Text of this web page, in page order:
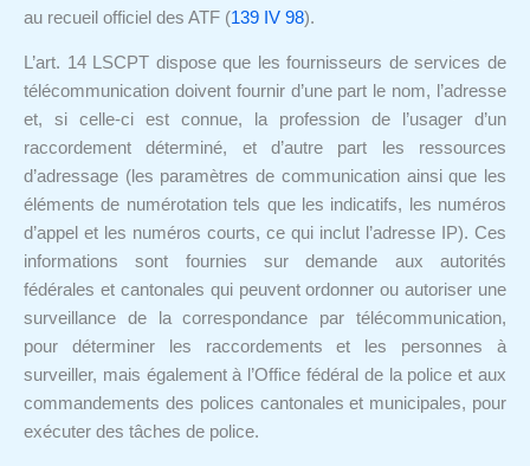
au recueil officiel des ATF (139 IV 98).
L’art. 14 LSCPT dispose que les fournisseurs de services de
télécommunication doivent fournir d’une part le nom, l’adresse
et, si celle-ci est connue, la profession de l’usager d’un
raccordement déterminé, et d’autre part les ressources
d’adressage (les paramètres de communication ainsi que les
éléments de numérotation tels que les indicatifs, les numéros
d’appel et les numéros courts, ce qui inclut l’adresse IP). Ces
informations sont fournies sur demande aux autorités
fédérales et cantonales qui peuvent ordonner ou autoriser une
surveillance de la correspondance par télécommunication,
pour déterminer les raccordements et les personnes à
surveiller, mais également à l’Office fédéral de la police et aux
commandements des polices cantonales et municipales, pour
exécuter des tâches de police.